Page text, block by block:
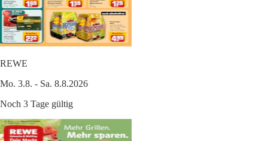
REWE
Mo. 3.8. - Sa. 8.8.2026
Noch 3 Tage gültig